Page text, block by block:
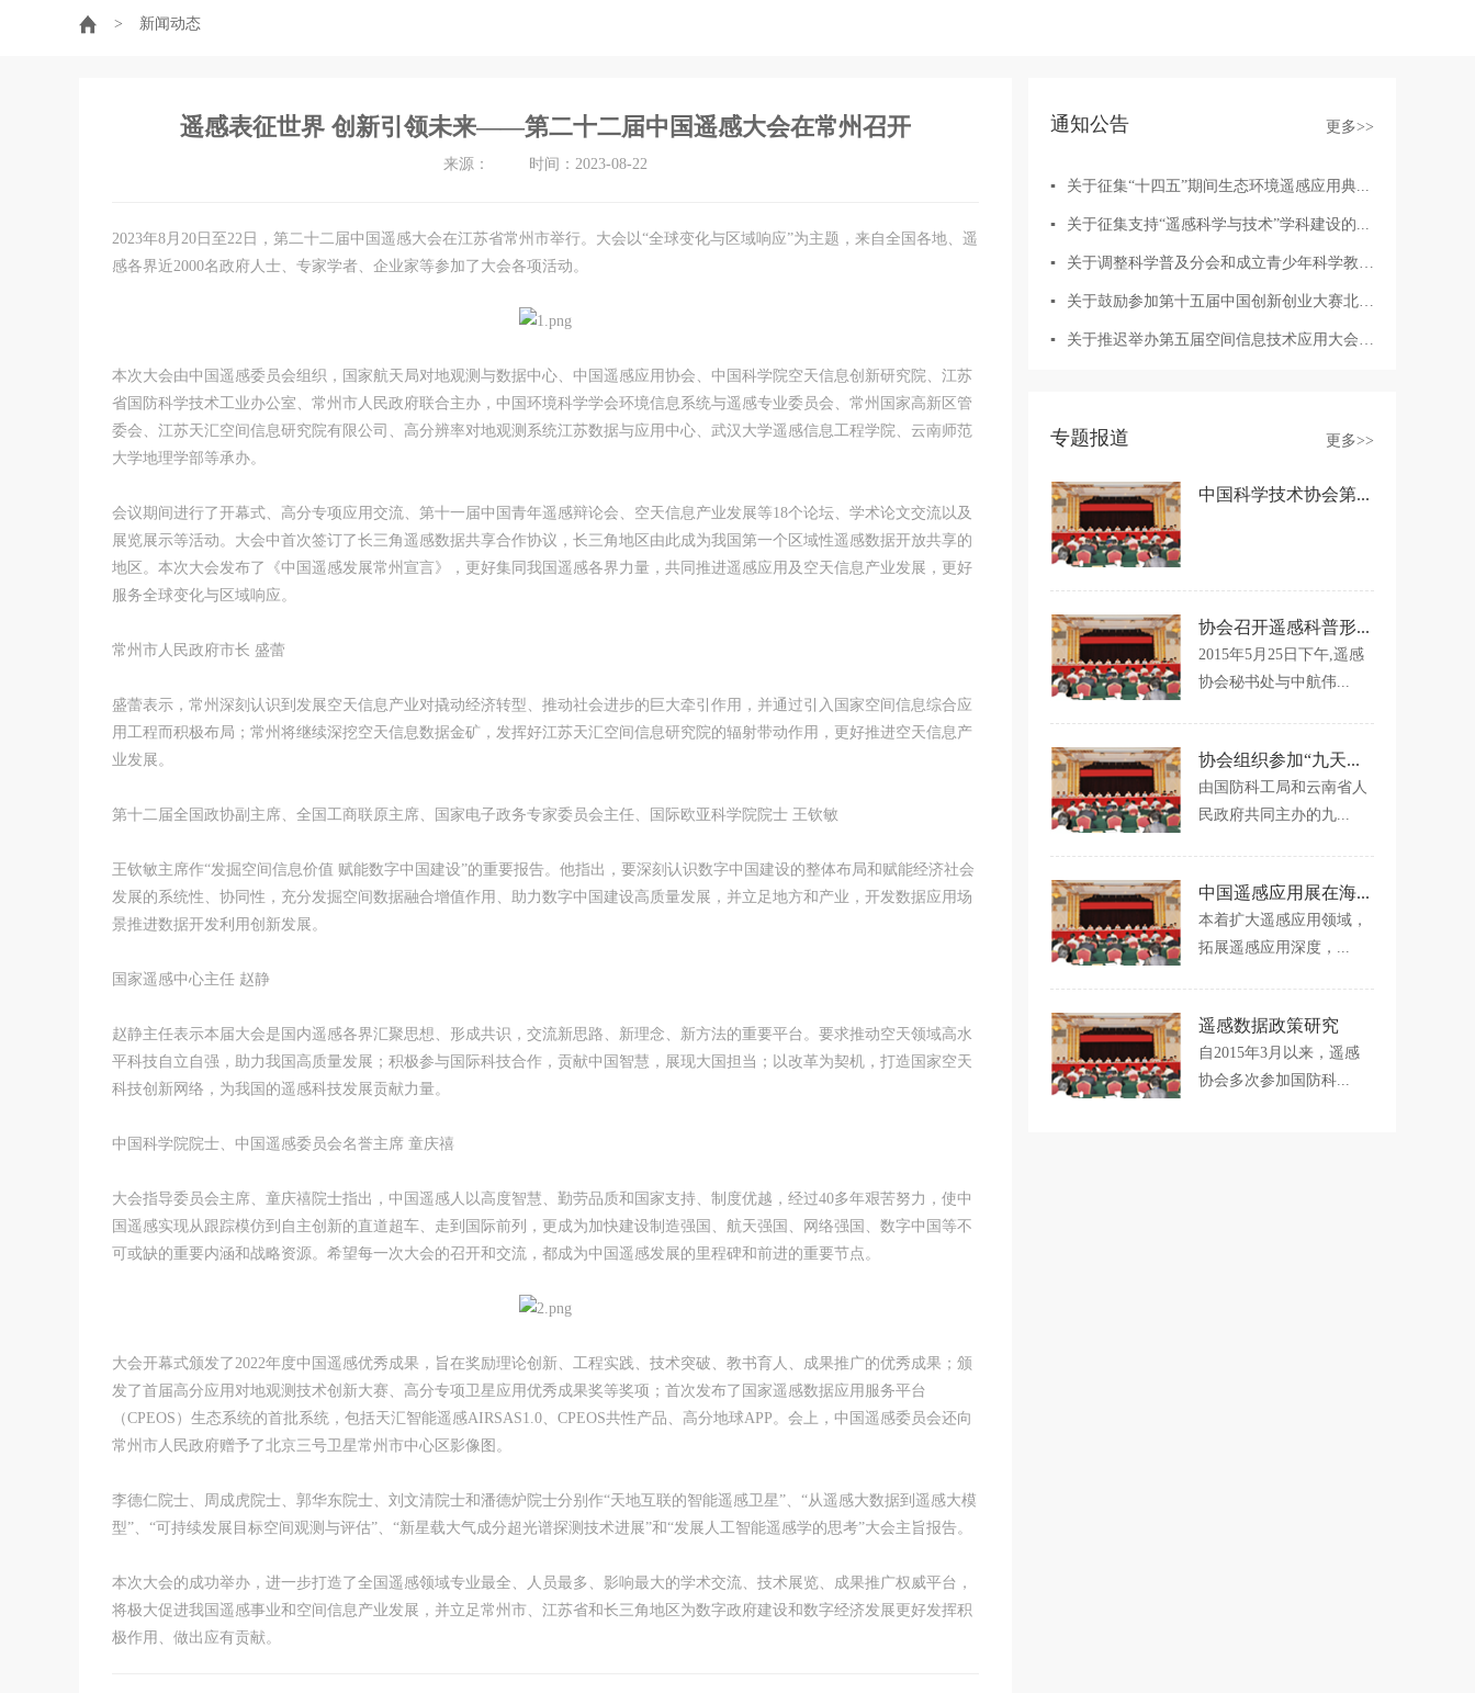
> 新闻动态
遥感表征世界 创新引领未来——第二十二届中国遥感大会在常州召开
来源： 时间：2023-08-22
2023年8月20日至22日，第二十二届中国遥感大会在江苏省常州市举行。大会以“全球变化与区域响应”为主题，来自全国各地、遥
感各界近2000名政府人士、专家学者、企业家等参加了大会各项活动。
本次大会由中国遥感委员会组织，国家航天局对地观测与数据中心、中国遥感应用协会、中国科学院空天信息创新研究院、江苏
省国防科学技术工业办公室、常州市人民政府联合主办，中国环境科学学会环境信息系统与遥感专业委员会、常州国家高新区管
委会、江苏天汇空间信息研究院有限公司、高分辨率对地观测系统江苏数据与应用中心、武汉大学遥感信息工程学院、云南师范
大学地理学部等承办。
会议期间进行了开幕式、高分专项应用交流、第十一届中国青年遥感辩论会、空天信息产业发展等18个论坛、学术论文交流以及
展览展示等活动。大会中首次签订了长三角遥感数据共享合作协议，长三角地区由此成为我国第一个区域性遥感数据开放共享的
地区。本次大会发布了《中国遥感发展常州宣言》，更好集同我国遥感各界力量，共同推进遥感应用及空天信息产业发展，更好
服务全球变化与区域响应。
常州市人民政府市长 盛蕾
盛蕾表示，常州深刻认识到发展空天信息产业对撬动经济转型、推动社会进步的巨大牵引作用，并通过引入国家空间信息综合应
用工程而积极布局；常州将继续深挖空天信息数据金矿，发挥好江苏天汇空间信息研究院的辐射带动作用，更好推进空天信息产
业发展。
第十二届全国政协副主席、全国工商联原主席、国家电子政务专家委员会主任、国际欧亚科学院院士 王钦敏
王钦敏主席作“发掘空间信息价值 赋能数字中国建设”的重要报告。他指出，要深刻认识数字中国建设的整体布局和赋能经济社会
发展的系统性、协同性，充分发掘空间数据融合增值作用、助力数字中国建设高质量发展，并立足地方和产业，开发数据应用场
景推进数据开发利用创新发展。
国家遥感中心主任 赵静
赵静主任表示本届大会是国内遥感各界汇聚思想、形成共识，交流新思路、新理念、新方法的重要平台。要求推动空天领域高水
平科技自立自强，助力我国高质量发展；积极参与国际科技合作，贡献中国智慧，展现大国担当；以改革为契机，打造国家空天
科技创新网络，为我国的遥感科技发展贡献力量。
中国科学院院士、中国遥感委员会名誉主席 童庆禧
大会指导委员会主席、童庆禧院士指出，中国遥感人以高度智慧、勤劳品质和国家支持、制度优越，经过40多年艰苦努力，使中
国遥感实现从跟踪模仿到自主创新的直道超车、走到国际前列，更成为加快建设制造强国、航天强国、网络强国、数字中国等不
可或缺的重要内涵和战略资源。希望每一次大会的召开和交流，都成为中国遥感发展的里程碑和前进的重要节点。
大会开幕式颁发了2022年度中国遥感优秀成果，旨在奖励理论创新、工程实践、技术突破、教书育人、成果推广的优秀成果；颁
发了首届高分应用对地观测技术创新大赛、高分专项卫星应用优秀成果奖等奖项；首次发布了国家遥感数据应用服务平台
（CPEOS）生态系统的首批系统，包括天汇智能遥感AIRSAS1.0、CPEOS共性产品、高分地球APP。会上，中国遥感委员会还向
常州市人民政府赠予了北京三号卫星常州市中心区影像图。
李德仁院士、周成虎院士、郭华东院士、刘文清院士和潘德炉院士分别作“天地互联的智能遥感卫星”、“从遥感大数据到遥感大模
型”、“可持续发展目标空间观测与评估”、“新星载大气成分超光谱探测技术进展”和“发展人工智能遥感学的思考”大会主旨报告。
本次大会的成功举办，进一步打造了全国遥感领域专业最全、人员最多、影响最大的学术交流、技术展览、成果推广权威平台，
将极大促进我国遥感事业和空间信息产业发展，并立足常州市、江苏省和长三角地区为数字政府建设和数字经济发展更好发挥积
极作用、做出应有贡献。
通知公告 更多>>
▪ 关于征集“十四五”期间生态环境遥感应用典...
▪ 关于征集支持“遥感科学与技术”学科建设的...
▪ 关于调整科学普及分会和成立青少年科学教育...
▪ 关于鼓励参加第十五届中国创新创业大赛北斗...
▪ 关于推迟举办第五届空间信息技术应用大会的...
专题报道 更多>>
中国科学技术协会第...
协会召开遥感科普形...
2015年5月25日下午,遥感
协会秘书处与中航伟...
协会组织参加“九天...
由国防科工局和云南省人
民政府共同主办的九...
中国遥感应用展在海...
本着扩大遥感应用领域，
拓展遥感应用深度，...
遥感数据政策研究
自2015年3月以来，遥感
协会多次参加国防科...